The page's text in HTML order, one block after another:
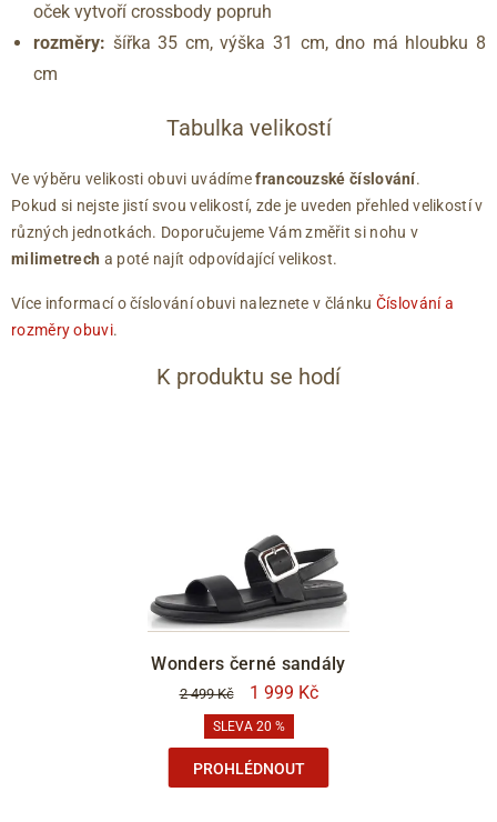
oček vytvoří crossbody popruh
rozměry: šířka 35 cm, výška 31 cm, dno má hloubku 8
cm
Tabulka velikostí
Ve výběru velikosti obuvi uvádímefrancouzské číslování.
Pokud si nejste jistí svou velikostí, zde je uveden přehled velikostí v
různých jednotkách. Doporučujeme Vám změřit si nohu v
milimetrech a poté najít odpovídající velikost.
Více informací o číslování obuvi naleznete v článku Číslování a
rozměry obuvi.
K produktu se hodí
Wonders černé sandály
2 499 Kč 1 999 Kč
SLEVA 20 %
PROHLÉDNOUT